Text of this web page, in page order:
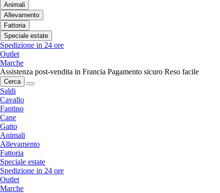
Animali
Allevamento
Fattoria
Speciale estate
Spedizione in 24 ore
Outlet
Marche
Assistenza post-vendita in Francia Pagamento sicuro Reso facile
Cerca
Saldi
Cavallo
Fantino
Cane
Gatto
Animali
Allevamento
Fattoria
Speciale estate
Spedizione in 24 ore
Outlet
Marche